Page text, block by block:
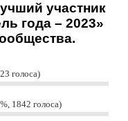
участник
года – 2023»
голоса
1842 голоса